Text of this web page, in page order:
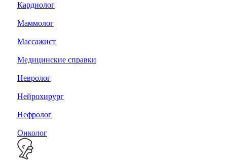
Кардиолог
Маммолог
Массажист
Медицинские справки
Невролог
Нейрохирург
Нефролог
Онколог